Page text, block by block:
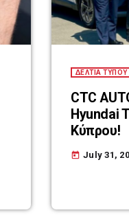
ΔΕΛΤΙΑ ΤΥΠΟΥ
CTC
Hyundai
Κύπρου!
today July 31,